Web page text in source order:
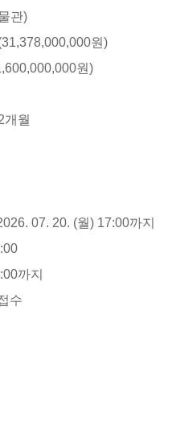
관)
원)
원)
개월
07. 20. (월) 17:00까지
까지
수